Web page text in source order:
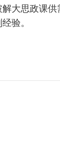
大思政课供
验。